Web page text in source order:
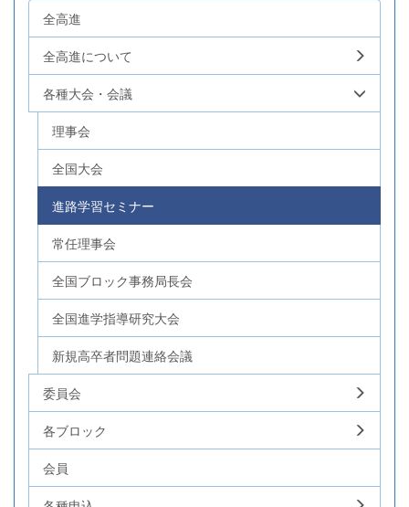
全高進
全高進について
各種大会・会議
理事会
全国大会
進路学習セミナー
常任理事会
全国ブロック事務局長会
全国進学指導研究大会
新規高卒者問題連絡会議
委員会
各ブロック
会員